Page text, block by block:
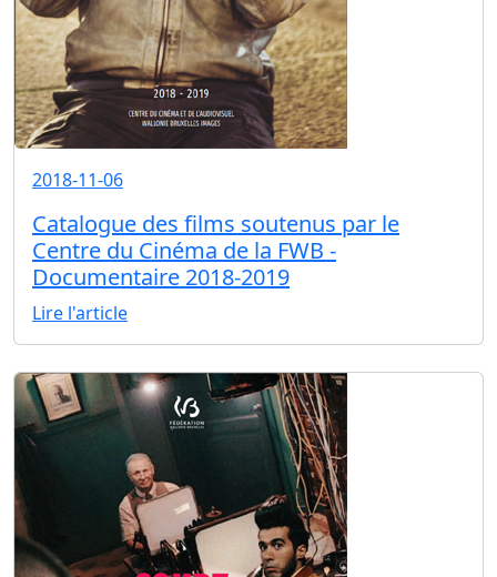
2018-11-06
Catalogue des films soutenus par le
Centre du Cinéma de la FWB -
Documentaire 2018-2019
Lire l'article